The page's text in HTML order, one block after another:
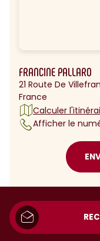
FRANCINE PALLARO
21 Route De
France
Calculer
Afficher le